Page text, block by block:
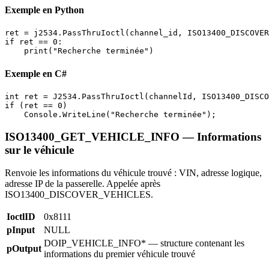
Exemple en Python
ret = j2534.PassThruIoctl(channel_id,
if ret == 0:
    print("Recherche terminée")
Exemple en C#
int ret = J2534.PassThruIoctl(channelId,
if (ret == 0)
    Console.WriteLine("Recherche terminée");
ISO13400_GET_VEHICLE_INFO — Informations
sur le véhicule
Renvoie les informations du véhicule trouvé : VIN, adresse logique,
adresse IP de la passerelle. Appelée après
ISO13400_DISCOVER_VEHICLES.
IoctlID
0x8111
pInput
NULL
pOutput
DOIP_VEHICLE_INFO* — structure contenant les
informations du premier véhicule trouvé